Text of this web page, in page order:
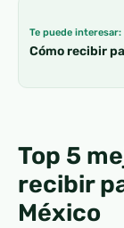
Te puede interesar:
Cómo recibir
Top 5
recibir
México